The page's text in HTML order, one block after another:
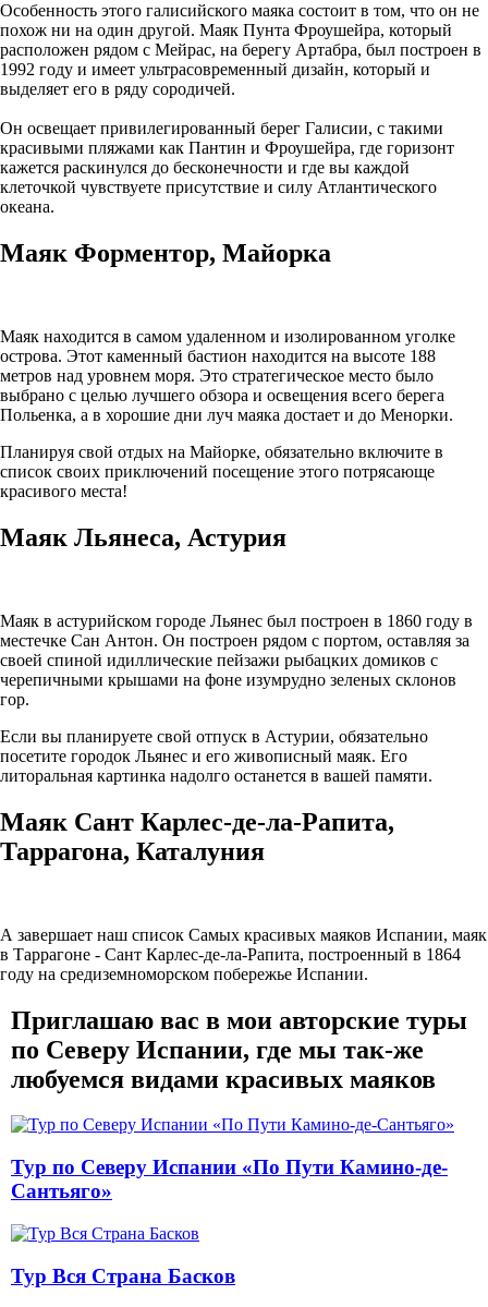
Особенность этого галисийского маяка состоит в том, что он не
похож ни на один другой. Маяк Пунта Фроушейра, который
расположен рядом с Мейрас, на берегу Артабра, был построен в
1992 году и имеет ультрасовременный дизайн, который и
выделяет его в ряду сородичей.
Он освещает привилегированный берег Галисии, с такими
красивыми пляжами как Пантин и Фроушейра, где горизонт
кажется раскинулся до бесконечности и где вы каждой
клеточкой чувствуете присутствие и силу Атлантического
океана.
Маяк Форментор, Майорка
Маяк находится в самом удаленном и изолированном уголке
острова. Этот каменный бастион находится на высоте 188
метров над уровнем моря. Это стратегическое место было
выбрано с целью лучшего обзора и освещения всего берега
Польенка, а в хорошие дни луч маяка достает и до Менорки.
Планируя свой отдых на Майорке, обязательно включите в
список своих приключений посещение этого потрясающе
красивого места!
Маяк Льянеса, Астурия
Маяк в астурийском городе Льянес был построен в 1860 году в
местечке Сан Антон. Он построен рядом с портом, оставляя за
своей спиной идиллические пейзажи рыбацких домиков с
черепичными крышами на фоне изумрудно зеленых склонов
гор.
Если вы планируете свой отпуск в Астурии, обязательно
посетите городок Льянес и его живописный маяк. Его
литоральная картинка надолго останется в вашей памяти.
Маяк Сант Карлес-де-ла-Рапита,
Таррагона, Каталуния
А завершает наш список Самых красивых маяков Испании, маяк
в Таррагоне - Сант Карлес-де-ла-Рапита, построенный в 1864
году на средиземноморском побережье Испании.
Приглашаю вас в мои авторские туры
по Северу Испании, где мы так-же
любуемся видами красивых маяков
Тур по Северу Испании «По Пути Камино-де-
Сантьяго»
Тур Вся Страна Басков